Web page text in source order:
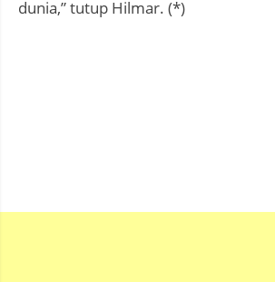
dunia,” tutup Hilmar. (*)